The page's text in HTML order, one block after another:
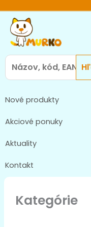
obsah
Search
for:
Nové produkty
Akciové ponuky
Aktuality
Kontakt
Kategórie